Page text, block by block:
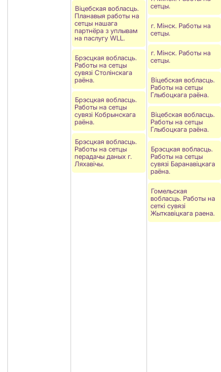
Віцебская вобласць.
Планавыя работы на
сетцы нашага
партнёра з уплывам
на паслугу WLL.
Брэсцкая вобласць.
Работы на сетцы
сувязі Столiнскага
раёна.
Брэсцкая вобласць.
Работы на сетцы
сувязі Кобрынскага
раёна.
Брэсцкая вобласць.
Работы на сетцы
перадачы даных г.
Ляхавiчы.
сетцы.
г. Мінск. Работы на
сетцы.
г. Мінск. Работы на
сетцы.
Віцебская вобласць.
Работы на сетцы
Глыбоцкага раёна.
Віцебская вобласць.
Работы на сетцы
Глыбоцкага раёна.
Брэсцкая вобласць.
Работы на сетцы
сувязі Баранавiцкага
раёна.
Гомельская
вобласць. Работы на
сеткi сувязi
Жыткавіцкага раена.